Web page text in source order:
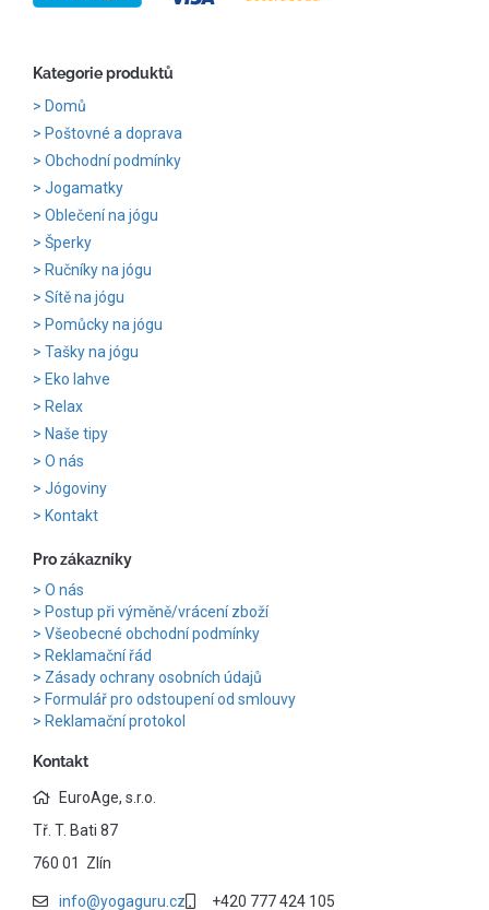
Kategorie produktů
Domů
Poštovné a doprava
Obchodní podmínky
Jogamatky
Oblečení na jógu
Šperky
Ručníky na jógu
Sítě na jógu
Pomůcky na jógu
Tašky na jógu
Eko lahve
Relax
Naše tipy
O nás
Jógoviny
Kontakt
Pro zákazníky
O nás
Postup při výměně/vrácení zboží
Všeobecné obchodní podmínky
Reklamační řád
Zásady ochrany osobních údajů
Formulář pro odstoupení od smlouvy
Reklamační protokol
Kontakt
EuroAge, s.r.o.
Tř. T. Bati 87
760 01 Zlín
info@yogaguru.cz +420 777 424 105